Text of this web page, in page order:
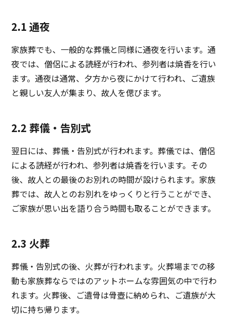
2.1 通夜
家族葬でも、一般的な葬儀と同様に通夜を行います。通
夜では、僧侶による読経が行われ、参列者は焼香を行い
ます。通夜は通常、夕方から夜にかけて行われ、ご遺族
と親しい友人が集まり、故人を偲びます。
2.2 葬儀・告別式
翌日には、葬儀・告別式が行われます。葬儀では、僧侶
による読経が行われ、参列者は焼香を行います。その
後、故人との最後のお別れの時間が設けられます。家族
葬では、故人とのお別れをゆっくりと行うことができ、
ご家族が思い出を語り合う時間も取ることができます。
2.3 火葬
葬儀・告別式の後、火葬が行われます。火葬場までの移
動も家族葬ならではのアットホームな雰囲気の中で行わ
れます。火葬後、ご遺骨は骨壺に納められ、ご遺族が大
切に持ち帰ります。